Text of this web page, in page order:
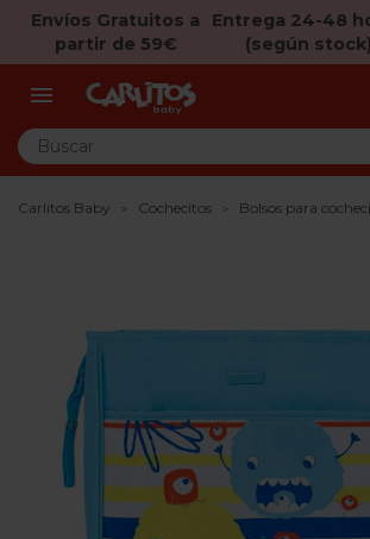
Envíos Gratuitos a
partir de 59€
Entrega 24-48
(según stock)

Carlitos Baby Cochecitos Bolsos para